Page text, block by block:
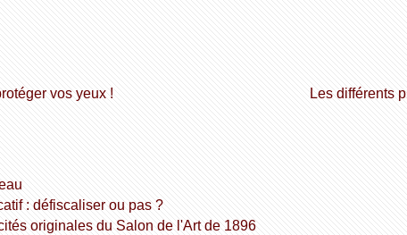
vos yeux ! Les différents
: défiscaliser ou pas ?
originales du Salon de l'Art de 1896